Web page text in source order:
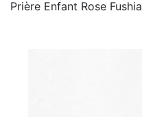
Prière Enfant Rose Fushia